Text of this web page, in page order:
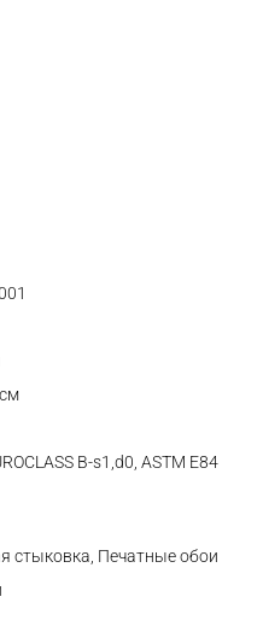
B-s1,d0, ASTM E84
стыковка, Печатные обои